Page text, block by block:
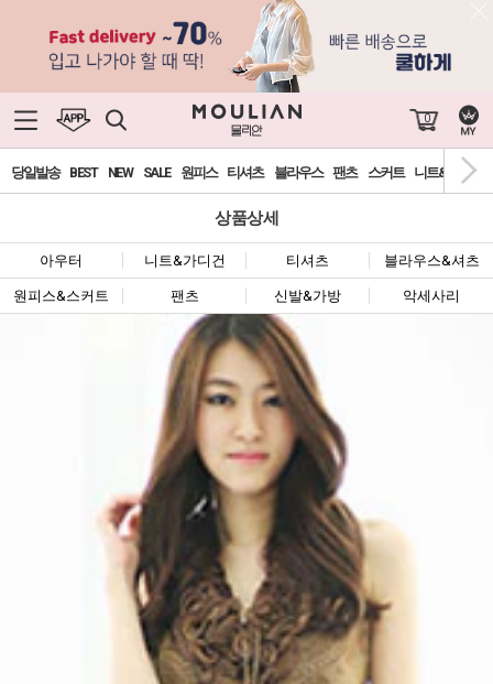
0
당일발송 BEST NEW SALE 원피스 티셔츠 블라우스 팬츠 스커트 니트&가디건
상품상세
아우터 니트&가디건 티셔츠 블라우스&셔츠
원피스&스커트 팬츠 신발&가방 악세사리